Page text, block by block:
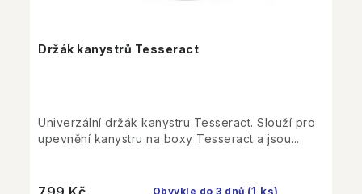
Držák kanystrů Tesseract
Obvykle do 3 dnů (1 ks)
Univerzální držák kanystru Tesseract. Slouží pro
upevnění kanystru na boxy Tesseract a jsou...